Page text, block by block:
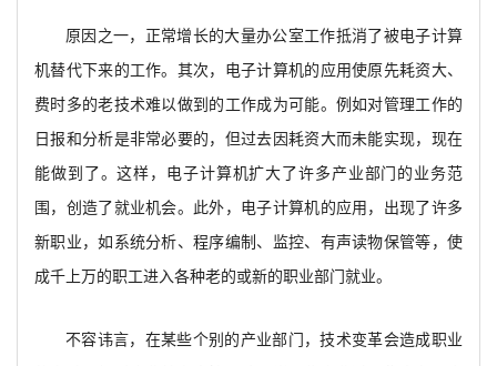
原因之一，正常增长的大量办公室工作抵消了被电子计算
机替代下来的工作。其次，电子计算机的应用使原先耗资大、
费时多的老技术难以做到的工作成为可能。例如对管理工作的
日报和分析是非常必要的，但过去因耗资大而未能实现，现在
能做到了。这样，电子计算机扩大了许多产业部门的业务范
围，创造了就业机会。此外，电子计算机的应用，出现了许多
新职业，如系统分析、程序编制、监控、有声读物保管等，使
成千上万的职工进入各种老的或新的职业部门就业。
不容讳言，在某些个别的产业部门，技术变革会造成职业